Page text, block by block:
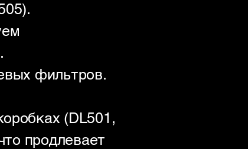
фильтров.
(DL501,
продлевает